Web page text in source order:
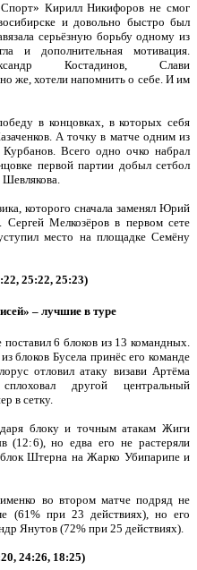
Кирилл Никифоров не смог
и довольно быстро был
серьёзную борьбу одному из
и дополнительная мотивация.
Костадинов, Слави
же, хотели напомнить о себе. И им
в концовках, в которых себя
А точку в матче одним из
Всего одно очко набрал
первой партии добыл сетбол
которого сначала заменял Юрий
Мелкозёров в первом сете
место на площадке Семёну
25:22, 25:23)
– лучшие в туре
6 блоков из 13 командных.
блоков Бусела принёс его команде
отловил атаку визави Артёма
другой центральный
в сетку.
блоку и точным атакам Жиги
(12:6), но едва его не растеряли
Штерна на Жарко Убипарипе и
во втором матче подряд не
(61% при 23 действиях), но его
Янутов (72% при 25 действиях).
24:26, 18:25)